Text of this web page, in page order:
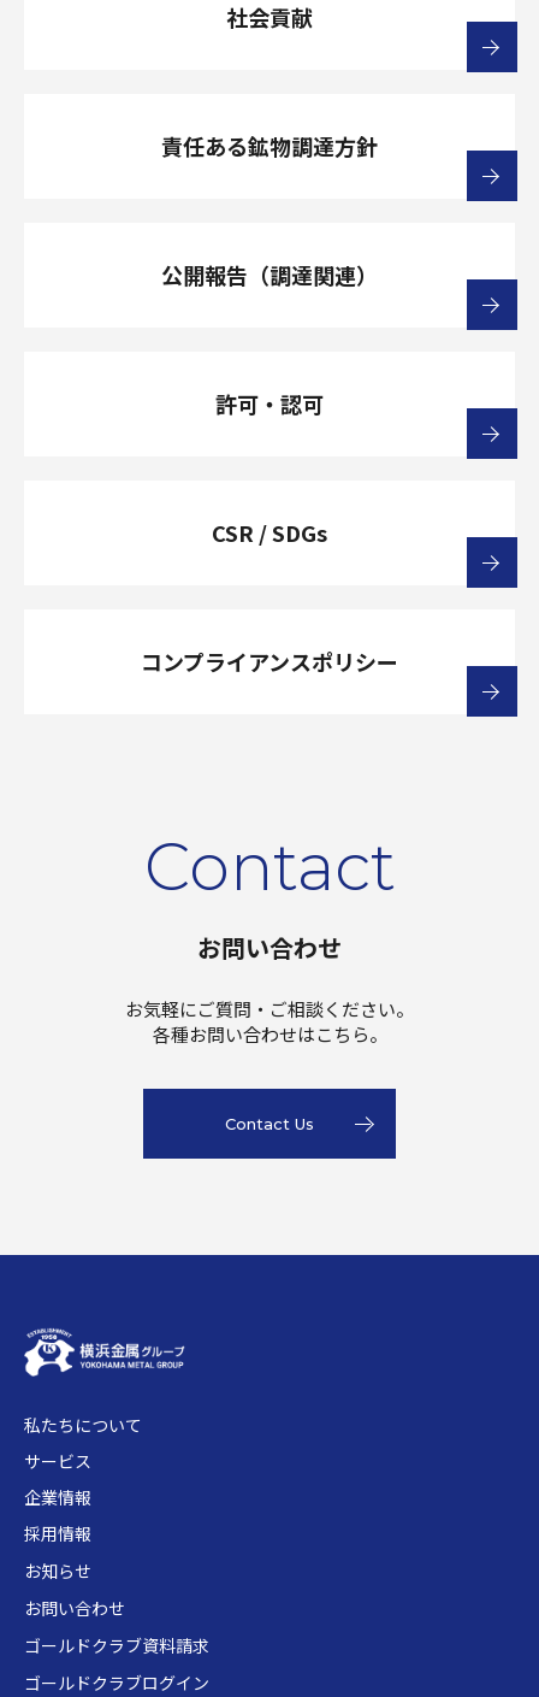
社会貢献
責任ある鉱物調達方針
公開報告（調達関連）
許可・認可
CSR / SDGs
コンプライアンスポリシー
Contact
お問い合わせ
お気軽にご質問・ご相談ください。
各種お問い合わせはこちら。
Contact Us
私たちについて
サービス
企業情報
採用情報
お知らせ
お問い合わせ
ゴールドクラブ資料請求
ゴールドクラブログイン